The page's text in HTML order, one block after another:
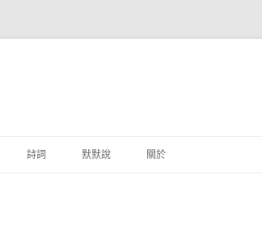
詩詞 默默說 關於